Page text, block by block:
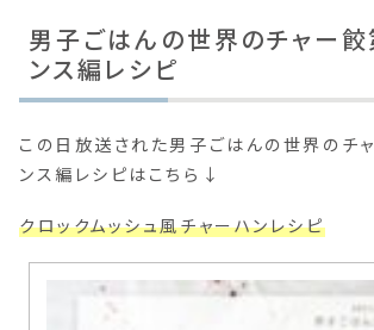
男子ごはんの世界のチャー
ンス編レシピ
この日放送された男子ごはんの世界のチ
ンス編レシピはこちら↓
クロックムッシュ風チャーハンレシピ